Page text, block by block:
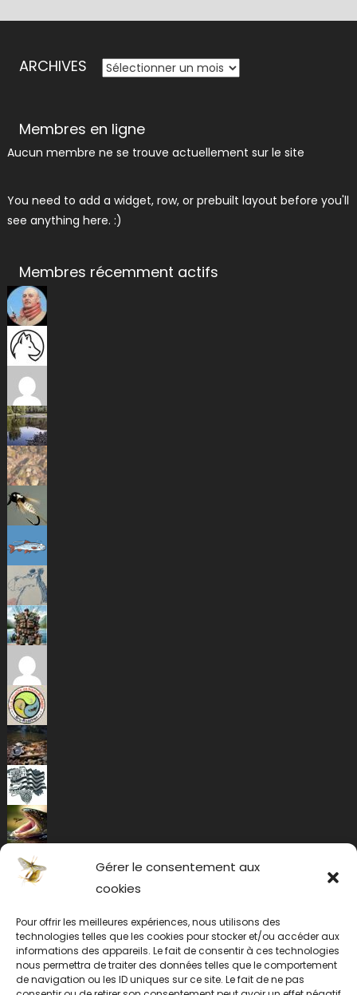
Gérer le consentement aux
cookies
Pour offrir les meilleures expériences, nous utilisons des
technologies telles que les cookies pour stocker et/ou accéder aux
informations des appareils. Le fait de consentir à ces technologies
nous permettra de traiter des données telles que le comportement
de navigation ou les ID uniques sur ce site. Le fait de ne pas
ARCHIVES ARCHIVES
Membres en ligne
Aucun membre ne se trouve actuellement sur le site
You need to add a widget, row, or prebuilt layout before you'll
see anything here. :)
Membres récemment actifs